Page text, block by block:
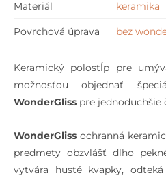
Materiál keramika
Povrchová úprava bez
Keramický polostĺp pre
možnosťou objednať
WonderGliss pre jednoduchšie
WonderGliss ochranná
predmety obzvlášť dlho
vytvára husté kvapky,